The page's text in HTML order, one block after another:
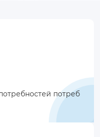
потреб